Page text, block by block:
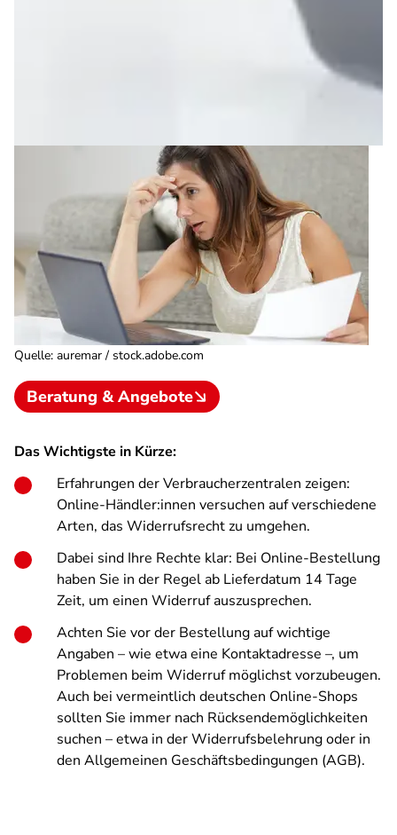
Quelle: auremar / stock.adobe.com
Beratung & Angebote
Das Wichtigste in Kürze:
Erfahrungen der Verbraucherzentralen zeigen:
Online-Händler:innen versuchen auf verschiedene
Arten, das Widerrufsrecht zu umgehen.
Dabei sind Ihre Rechte klar: Bei Online-Bestellung
haben Sie in der Regel ab Lieferdatum 14 Tage
Zeit, um einen Widerruf auszusprechen.
Achten Sie vor der Bestellung auf wichtige
Angaben – wie etwa eine Kontaktadresse –, um
Problemen beim Widerruf möglichst vorzubeugen.
Auch bei vermeintlich deutschen Online-Shops
sollten Sie immer nach Rücksendemöglichkeiten
suchen – etwa in der Widerrufsbelehrung oder in
den Allgemeinen Geschäftsbedingungen (AGB).